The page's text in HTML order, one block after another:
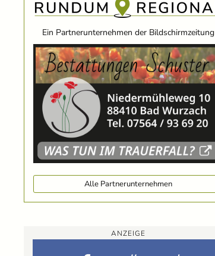
Ein Partnerunternehmen der Bildschirmzeitung
Alle Partnerunternehmen
ANZEIGE